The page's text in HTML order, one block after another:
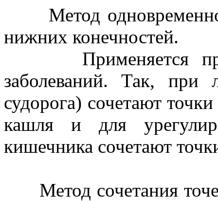
Метод
нижних конечностей.
Применяется при
заболеваний. Так, при
судорога) сочетают
кашля и для
кишечника сочетают
Метод сочетания